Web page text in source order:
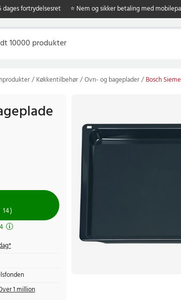
dages fortrydelsesret ⭐ Nem og sikker betaling med
Køkkentilbehør Ovn- og bageplader Bosch
14)
1 million